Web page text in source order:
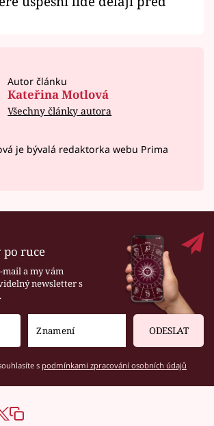
Autor článku
Kateřina Motlová
Všechny články autora
je bývalá redaktorka webu Prima
po ruce
mail a my vám
newsletter s
ODESLAT
s podmínkami zpracování osobních údajů